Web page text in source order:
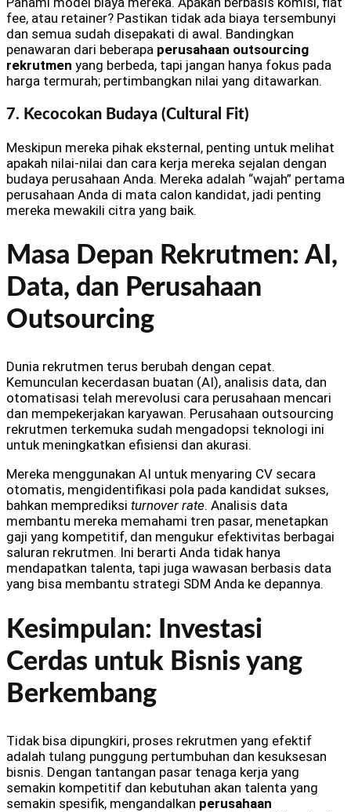
fee, atau retainer? Pastikan tidak ada biaya tersembunyi
dan semua sudah disepakati di awal. Bandingkan
penawaran dari beberapa perusahaan outsourcing
rekrutmen yang berbeda, tapi jangan hanya fokus pada
harga termurah; pertimbangkan nilai yang ditawarkan.
7. Kecocokan Budaya (Cultural Fit)
Meskipun mereka pihak eksternal, penting untuk melihat
apakah nilai-nilai dan cara kerja mereka sejalan dengan
budaya perusahaan Anda. Mereka adalah “wajah” pertama
perusahaan Anda di mata calon kandidat, jadi penting
mereka mewakili citra yang baik.
Masa Depan Rekrutmen: AI,
Data, dan Perusahaan
Outsourcing
Dunia rekrutmen terus berubah dengan cepat.
Kemunculan kecerdasan buatan (AI), analisis data, dan
otomatisasi telah merevolusi cara perusahaan mencari
dan mempekerjakan karyawan. Perusahaan outsourcing
rekrutmen terkemuka sudah mengadopsi teknologi ini
untuk meningkatkan efisiensi dan akurasi.
Mereka menggunakan AI untuk menyaring CV secara
otomatis, mengidentifikasi pola pada kandidat sukses,
bahkan memprediksi turnover rate. Analisis data
membantu mereka memahami tren pasar, menetapkan
gaji yang kompetitif, dan mengukur efektivitas berbagai
saluran rekrutmen. Ini berarti Anda tidak hanya
mendapatkan talenta, tapi juga wawasan berbasis data
yang bisa membantu strategi SDM Anda ke depannya.
Kesimpulan: Investasi
Cerdas untuk Bisnis yang
Berkembang
Tidak bisa dipungkiri, proses rekrutmen yang efektif
adalah tulang punggung pertumbuhan dan kesuksesan
bisnis. Dengan tantangan pasar tenaga kerja yang
semakin kompetitif dan kebutuhan akan talenta yang
semakin spesifik, mengandalkan perusahaan